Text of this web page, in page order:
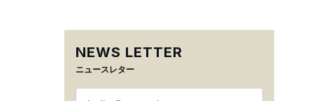
NEWS LETTER
ニュースレター